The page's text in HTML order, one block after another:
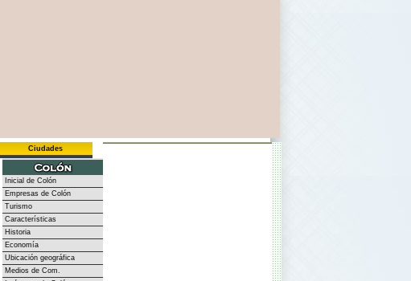
Ciudades
Inicial de Colón
Empresas de Colón
Turismo
Características
Historia
Economía
Ubicación geográfica
Medios de Com.